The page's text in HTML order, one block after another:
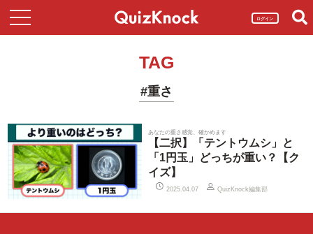
ログイン
TAG
#重さ
あなたの重さ感覚、確かめます
【二択】「テントウムシ」と
「1円玉」どっちが重い？【ク
イズ】
2025.04.07 QuizKnock編集部